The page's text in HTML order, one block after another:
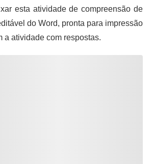
esta atividade de compreensão de
do Word, pronta para impressão
a atividade com respostas.